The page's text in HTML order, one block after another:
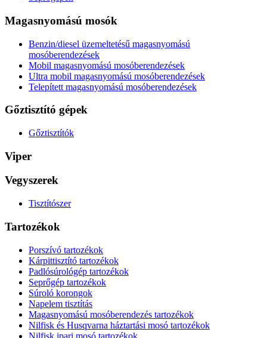
Magasnyomású mosók
Benzin/diesel üzemeltetésű magasnyomású
mosóberendezések
Mobil magasnyomású mosóberendezések
Ultra mobil magasnyomású mosóberendezések
Telepített magasnyomású mosóberendezések
Gőztisztító gépek
Gőztisztítók
Viper
Vegyszerek
Tisztítószer
Tartozékok
Porszívó tartozékok
Kárpittisztító tartozékok
Padlósúrológép tartozékok
Seprőgép tartozékok
Súroló korongok
Napelem tisztítás
Magasnyomású mosóberendezés tartozékok
Nilfisk és Husqvarna háztartási mosó tartozékok
Nilfisk ipari mosó tartozékok